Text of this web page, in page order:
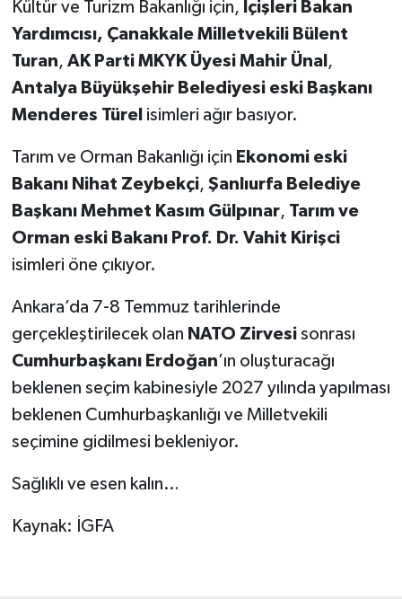
Kültür ve Turizm Bakanlığı için, İçişleri Bakan
Yardımcısı, Çanakkale Milletvekili Bülent
Turan, AK Parti MKYK Üyesi Mahir Ünal ,
Antalya Büyükşehir Belediyesi eski Başkanı
Menderes Türel isimleri ağır basıyor.
Tarım ve Orman Bakanlığı için Ekonomi eski
Bakanı Nihat Zeybekçi, Şanlıurfa Belediye
Başkanı Mehmet Kasım Gülpınar, Tarım ve
Orman eski Bakanı Prof. Dr. Vahit Kirişci
isimleri öne çıkıyor.
Ankara’da 7-8 Temmuz tarihlerinde
gerçekleştirilecek olan NATO Zirvesisonrası
Cumhurbaşkanı Erdoğan’ın oluşturacağı
beklenen seçim kabinesiyle 2027 yılında yapılması
beklenen Cumhurbaşkanlığı ve Milletvekili
seçimine gidilmesi bekleniyor.
Sağlıklı ve esen kalın…
Kaynak: İGFA